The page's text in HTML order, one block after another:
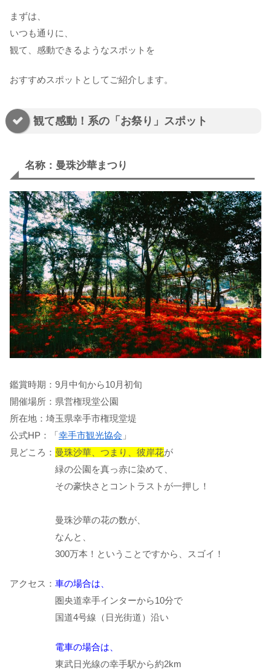
まずは、
いつも通りに、
観て、感動できるようなスポットを
おすすめスポットとしてご紹介します。
観て感動！系の「お祭り」スポット
名称：曼珠沙華まつり
鑑賞時期：9月中旬から10月初旬
開催場所：県営権現堂公園
所在地：埼玉県幸手市権現堂堤
公式HP：「幸手市観光協会 」
見どころ： 曼珠沙華、つまり、彼岸花が
緑の公園を真っ赤に染めて、
その豪快さとコントラストが一押し！
曼珠沙華の花の数が、
なんと、
300万本！ということですから、スゴイ！
アクセス： 車の場合は、
圏央道幸手インターから10分で
国道4号線（日光街道）沿い
電車の場合は、
東武日光線の幸手駅から約2km